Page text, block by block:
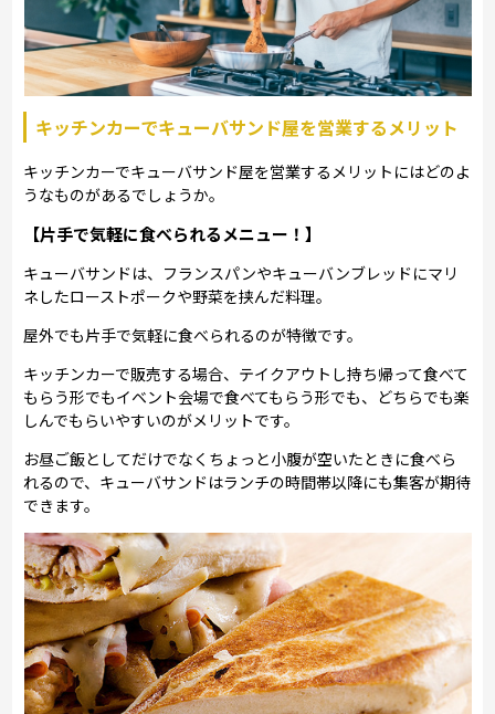
キッチンカーでキューバサンド屋を営業するメリット
キッチンカーでキューバサンド屋を営業するメリットにはどのよ
うなものがあるでしょうか。
【片手で気軽に食べられるメニュー！】
キューバサンドは、フランスパンやキューバンブレッドにマリ
ネしたローストポークや野菜を挟んだ料理。
屋外でも片手で気軽に食べられるのが特徴です。
キッチンカーで販売する場合、テイクアウトし持ち帰って食べて
もらう形でもイベント会場で食べてもらう形でも、どちらでも楽
しんでもらいやすいのがメリットです。
お昼ご飯としてだけでなくちょっと小腹が空いたときに食べら
れるので、キューバサンドはランチの時間帯以降にも集客が期待
できます。